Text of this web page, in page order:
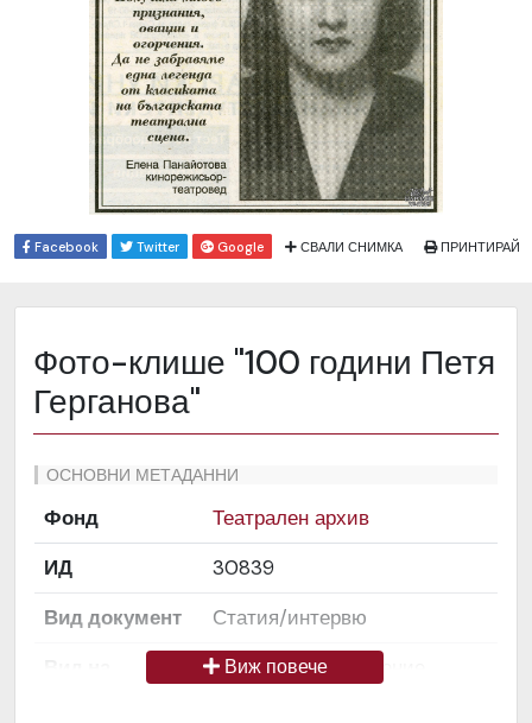
Facebook Twitter Google СВАЛИ СНИМКА ПРИНТИРАЙ
Фото-клише "100 години Петя
Герганова"
ОСНОВНИ МЕТАДАННИ
Фонд
Театрален архив
ИД
30839
Вид документ
Статия/интервю
Снимка / изображение
Виж повече